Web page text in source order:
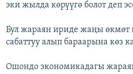
эки жылда көрүүгө болот деп
Бул жараян ириде жаңы
сабаттуу алып бараарына көз
Ошондо экономикадагы